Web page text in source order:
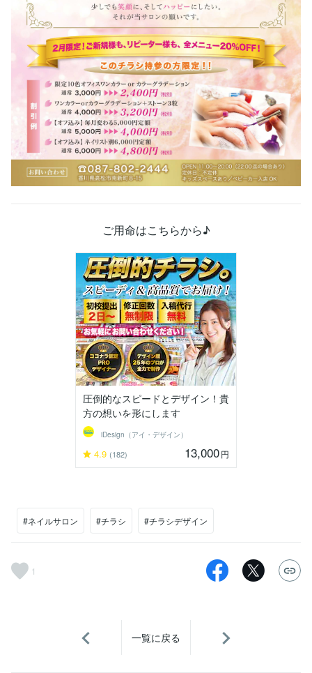
ご用命はこちらから♪
圧倒的なスピードとデザイン！貴
方の想いを形にします
iDesign（アイ・デザイン）
4.9 (182) 13,000円
#ネイルサロン #チラシ #チラシデザイン
1
一覧に戻る